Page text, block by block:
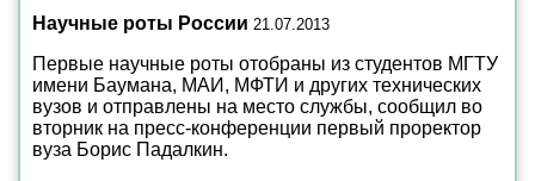
Научные роты России 21.07.2013
Первые научные роты отобраны из студентов МГТУ
имени Баумана, МАИ, МФТИ и других технических
вузов и отправлены на место службы, сообщил во
вторник на пресс-конференции первый проректор
вуза Борис Падалкин.